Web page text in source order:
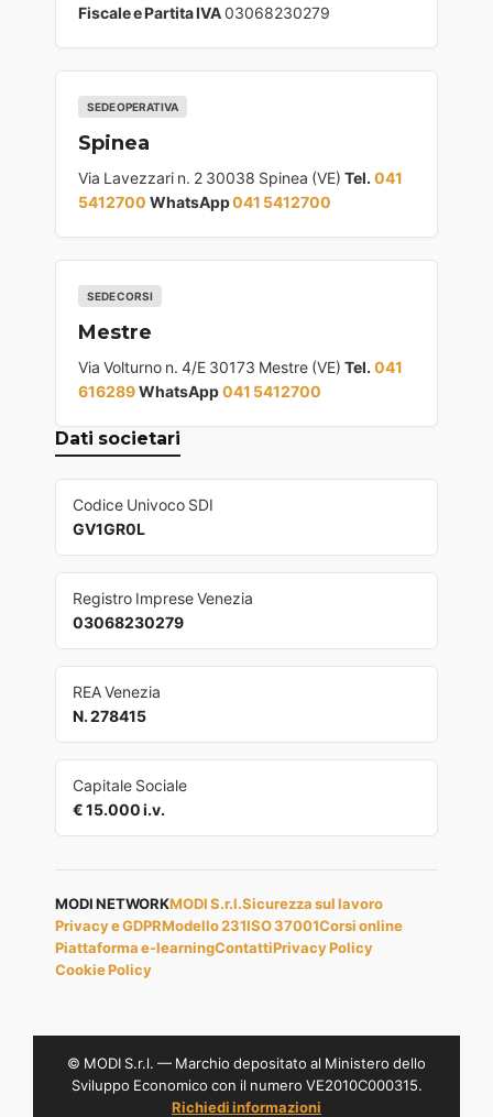
Fiscale e Partita IVA03068230279
SEDE OPERATIVA
Spinea
Via Lavezzari n. 2 30038 Spinea (VE) Tel. 041
5412700 WhatsApp041 5412700
SEDE CORSI
Mestre
Via Volturno n. 4/E 30173 Mestre (VE) Tel. 041
616289WhatsApp041 5412700
Dati societari
Codice Univoco SDI
GV1GR0L
Registro Imprese Venezia
03068230279
REA Venezia
N. 278415
Capitale Sociale
€ 15.000 i.v.
MODI NETWORKMODI S.r.l.Sicurezza sul lavoro
Privacy e GDPRModello 231ISO 37001Corsi online
Piattaforma e-learningContattiPrivacy Policy
Cookie Policy
© MODI S.r.l. — Marchio depositato al Ministero dello
Sviluppo Economico con il numero VE2010C000315.
Richiedi informazioni